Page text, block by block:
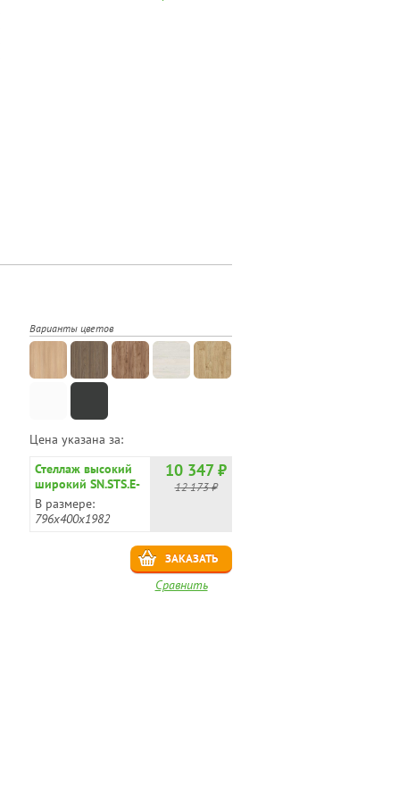
Варианты цветов
Цена указана за:
Стеллаж высокий
широкий SN.STS.E-
100
В размере:
796х400х1982
10 347 ₽
12 173 ₽
ЗАКАЗАТЬ
Сравнить